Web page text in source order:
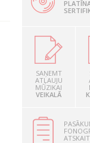
SAŅEMT
ATĻAUJU
MŪZIKAI
VEIKALĀ